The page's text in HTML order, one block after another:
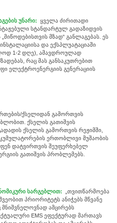
უნარი: ყველა ძირითადი
სტანდარტულ გადაზიდვის
მზად“ განლაგებას. ეს
და ექსპლუატაციაში
1-2 დღე), ამავდროულად
რაც მას განსაკუთრებით
ელექტროენერგიის გენერაციის
ქსელიდან გამორთვის
ქსელის გათიშვის
ქსელის გამორთვის რეჟიმში,
ერთობლივი მუშაობის
დატვირთვის შეუფერხებელ
გათიშვის პრობლემებს.
სარგებლით: „თვითწარმოება
პრიორიტეტს ანიჭებს მწვანე
ამცირებს
EMS ეფექტურად მართავს